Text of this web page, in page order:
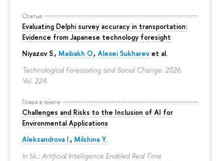
Статья
Evaluating Delphi survey accuracy in transportation:
Evidence from Japanese technology foresight
Niyazov S., Maibakh O., Alexei Sukharev et al.
Technological Forecasting and Social Change. 2026.
Vol. 224.
Глава в книге
Challenges and Risks to the Inclusion of AI for
Environmental Applications
Aleksandrova I., Milshina Y.
In bk.: Artificial Intelligence Enabled Real Time